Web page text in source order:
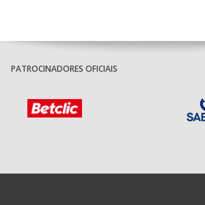
PATROCINADORES OFICIAIS